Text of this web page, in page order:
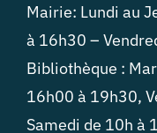
Mairie: Lundi au
à 16h30 –
Bibliothèque :
16h00 à 19h30,
Samedi de 10h à